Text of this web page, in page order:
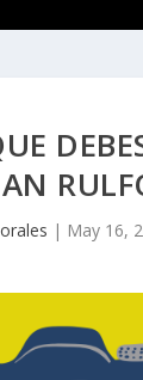
| May 16,